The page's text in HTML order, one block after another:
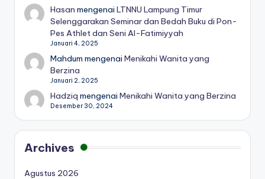
Hasan mengenaiLTNNU Lampung Timur
Selenggarakan Seminar dan Bedah Buku di Pon-
Pes Athlet dan Seni Al-Fatimiyyah
Januari 4, 2025
Mahdum mengenaiMenikahi Wanita yang
Berzina
Januari 2, 2025
Hadziq mengenaiMenikahi Wanita yang Berzina
Desember 30, 2024
Archives
Agustus 2026